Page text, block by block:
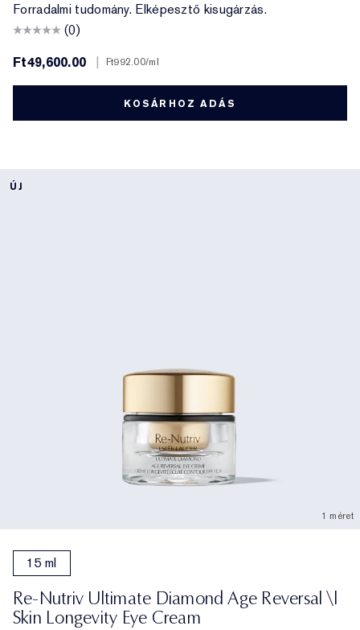
Forradalmi tudomány. Elképesztő kisugárzás.
(0)
Ft49,600.00
Ft992.00/ml
KOSÁRHOZ ADÁS
ÚJ
1 méret
15 ml
Re-Nutriv Ultimate Diamond Age Reversal \|
Skin Longevity Eye Cream